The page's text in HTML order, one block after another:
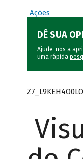
Ações
DÊ SUA
Ajude-nos a
uma rápida